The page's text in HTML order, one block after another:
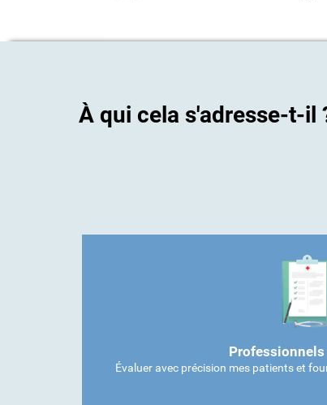
À qui cela s'adresse-t-il
Professionnels
Évaluer avec précision mes patients et